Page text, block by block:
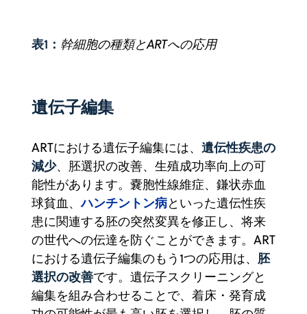
表1： 幹細胞の種類とARTへの応用
遺伝子編集
ARTにおける遺伝子編集には、 遺伝性疾患の
減少、胚選択の改善、生殖成功率向上の可
能性があります。嚢胞性線維症、鎌状赤血
球貧血、ハンチントン病といった遺伝性疾
患に関連する胚の突然変異を修正し、将来
の世代への伝達を防ぐことができます。ART
における遺伝子編集のもう1つの応用は、 胚
選択の改善です。遺伝子スクリーニングと
編集を組み合わせることで、着床・発育成